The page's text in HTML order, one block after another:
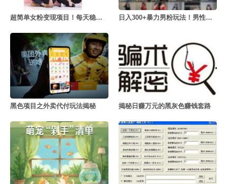
超简单女粉变现项目！每天稳定500+ 日入300+暴力男粉玩法！男性私域暴力变现
黑色项目之外卖代付玩法揭秘 揭秘日赚万元的黑灰色赚钱套路